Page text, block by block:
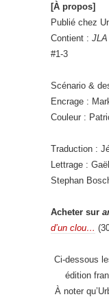
[À propos]
Publié chez
Contient :
#1-3
Scénario &
Encrage :
Couleur :
Traduction :
Lettrage :
Stephan
Acheter sur
d’un clou…
Ci-dessous
édition
À noter